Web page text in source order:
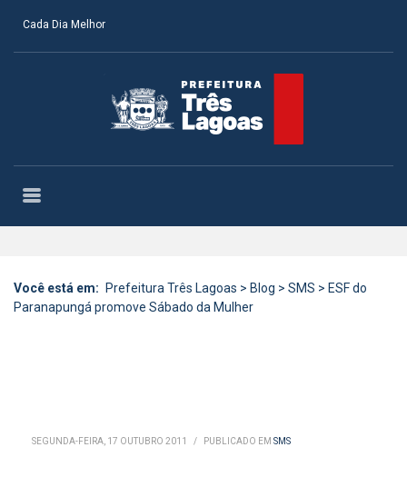
Cada Dia Melhor
Você está em: Prefeitura Três Lagoas > Blog > SMS > ESF do
Paranapungá promove Sábado da Mulher
SEGUNDA-FEIRA, 17 OUTUBRO 2011 / PUBLICADO EM SMS